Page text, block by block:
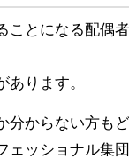
ことになる配偶
ります。
からない方も
ッショナル集